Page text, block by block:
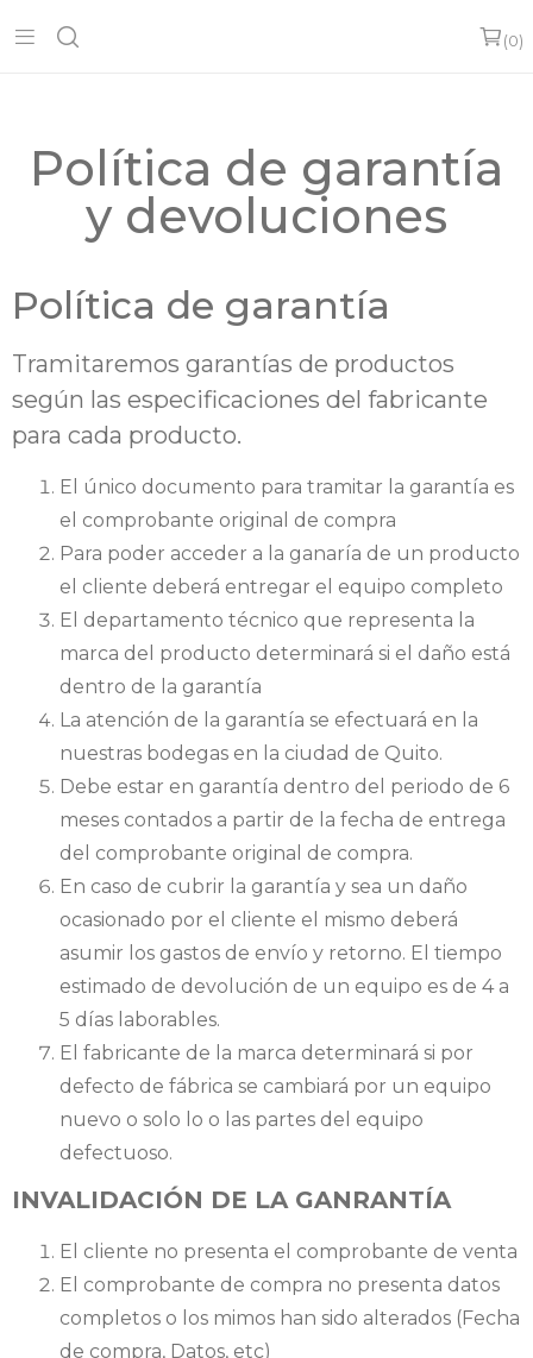
0
Política de garantía
y devoluciones
Política de garantía
Tramitaremos garantías de productos
según las especificaciones del fabricante
para cada producto.
El único documento para tramitar la garantía es
el comprobante original de compra
Para poder acceder a la ganaría de un producto
el cliente deberá entregar el equipo completo
El departamento técnico que representa la
marca del producto determinará si el daño está
dentro de la garantía
La atención de la garantía se efectuará en la
nuestras bodegas en la ciudad de Quito.
Debe estar en garantía dentro del periodo de 6
meses contados a partir de la fecha de entrega
del comprobante original de compra.
En caso de cubrir la garantía y sea un daño
ocasionado por el cliente el mismo deberá
asumir los gastos de envío y retorno. El tiempo
estimado de devolución de un equipo es de 4 a
5 días laborables.
El fabricante de la marca determinará si por
defecto de fábrica se cambiará por un equipo
nuevo o solo lo o las partes del equipo
defectuoso.
INVALIDACIÓN DE LA GANRANTÍA
El cliente no presenta el comprobante de venta
El comprobante de compra no presenta datos
completos o los mimos han sido alterados (Fecha
de compra, Datos, etc)